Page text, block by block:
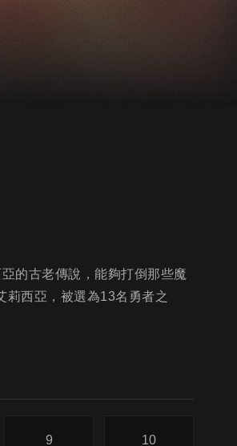
的古老傳說，能夠打倒那些魔
莉西亞，被選為13名勇者之
9 10